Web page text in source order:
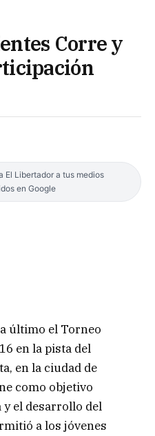
Corre y
El Libertador a tus medios
en Google
último el Torneo
en la pista del
en la ciudad de
como objetivo
el desarrollo del
a los jóvenes